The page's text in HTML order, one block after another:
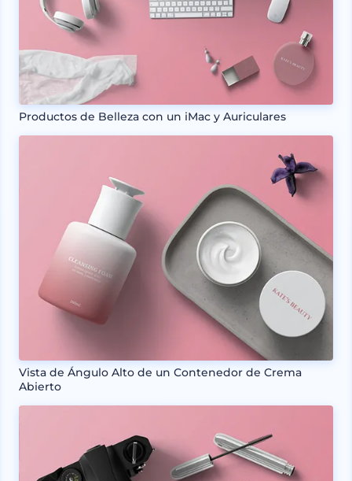
Productos de Belleza con un iMac y Auriculares
Vista de Ángulo Alto de un Contenedor de Crema
Abierto